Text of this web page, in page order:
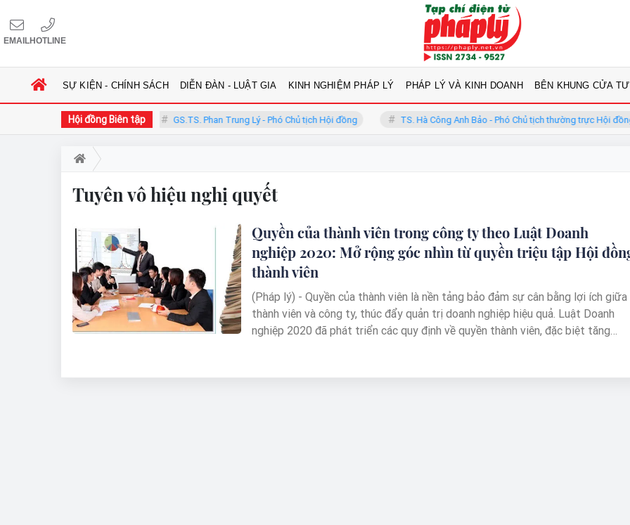
EMAILHOTLINE
SỰ KIỆN - CHÍNH SÁCH DIỄN ĐÀN - LUẬT GIA KINH NGHIỆM PHÁP LÝ PHÁP LÝ VÀ KINH DOANH BÊN KHUNG CỬA
Hội đồng Biên tập
Phàn - Chủ tịch Hội đồng GS.TS. Phan Trung Lý - Phó Chủ tịch Hội đồng TS. Hà Công Anh Bảo - Phó Chủ tịch thường trực Hội đồng
Tuyên vô hiệu nghị quyết
Quyền của thành viên trong công ty theo Luật Doanh
nghiệp 2020: Mở rộng góc nhìn từ quyền triệu tập Hội
thành viên
(Pháp lý) - Quyền của thành viên là nền tảng bảo đảm sự cân bằng lợi ích giữa
thành viên và công ty, thúc đẩy quản trị doanh nghiệp hiệu quả. Luật Doanh
nghiệp 2020 đã phát triển các quy định về quyền thành viên, đặc biệt tăng
việc đảm bảo thành viên được tham gia quản lý công ty. Quyền đặc thù này